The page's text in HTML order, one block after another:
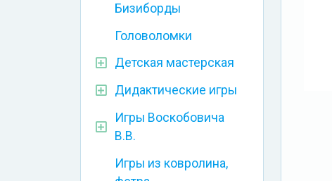
Бизиборды
Головоломки
Детская мастерская
Дидактические игры
Игры Воскобовича
В.В.
Игры из ковролина,